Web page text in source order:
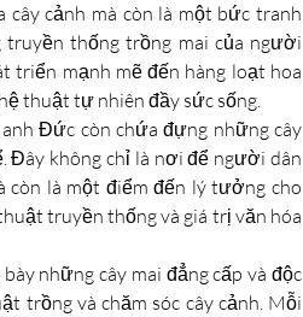
cây cảnh mà còn là một bức tranh
thống trồng mai của người
triển mạnh mẽ đến hàng loạt hoa
thuật tự nhiên đầy sức sống.
Đức còn chứa đựng những cây
Đây không chỉ là nơi để người dân
là một điểm đến lý tưởng cho
truyền thống và giá trị văn hóa
những cây mai đẳng cấp và độc
trồng và chăm sóc cây cảnh. Mỗi